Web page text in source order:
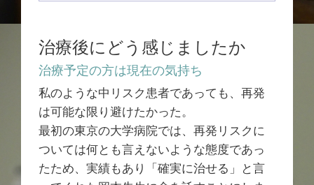
治療後にどう感じましたか
治療予定の方は現在の気持ち
私のような中リスク患者であっても、再発
は可能な限り避けたかった。
最初の東京の大学病院では、再発リスクに
ついては何とも言えないような態度であっ
たため、実績もあり「確実に治せる」と言